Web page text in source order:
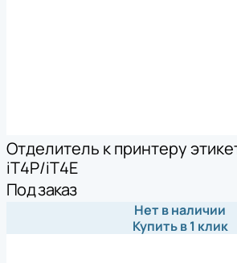
Отделитель к принтеру
iT4P/iT4E
Под заказ
Нет в наличии
Купить в 1 клик